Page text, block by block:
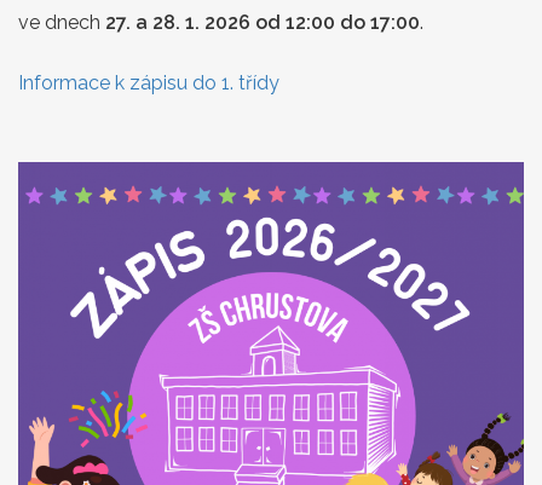
ve dnech 27. a 28. 1. 2026 od 12:00 do 17:00.
Informace k zápisu do 1. třídy